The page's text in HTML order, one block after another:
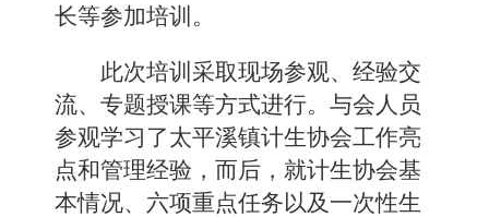
长等参加培训。
此次培训采取现场参观、经验交
流、专题授课等方式进行。与会人员
参观学习了太平溪镇计生协会工作亮
点和管理经验，而后，就计生协会基
本情况、六项重点任务以及一次性生